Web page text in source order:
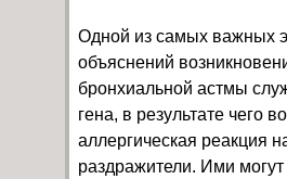
Одной из самых важных
объяснений
бронхиальной астмы
гена, в результате чего
аллергическая реакция
раздражители. Ими могут